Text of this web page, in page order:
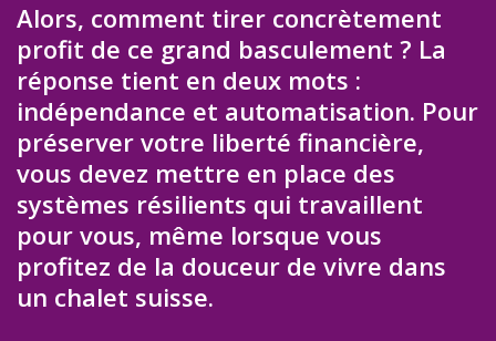
Alors, comment tirer concrètement
profit de ce grand basculement ? La
réponse tient en deux mots :
indépendance et automatisation. Pour
préserver votre liberté financière,
vous devez mettre en place des
systèmes résilients qui travaillent
pour vous, même lorsque vous
profitez de la douceur de vivre dans
un chalet suisse.